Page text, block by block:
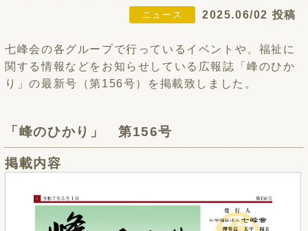
ニュース 2025.06/02 投稿
七峰会の各グループで行っているイベントや、福祉に
関する情報などをお知らせしている広報誌「峰のひか
り」の最新号（第156号）を掲載致しました。
「峰のひかり」 第156号
掲載内容